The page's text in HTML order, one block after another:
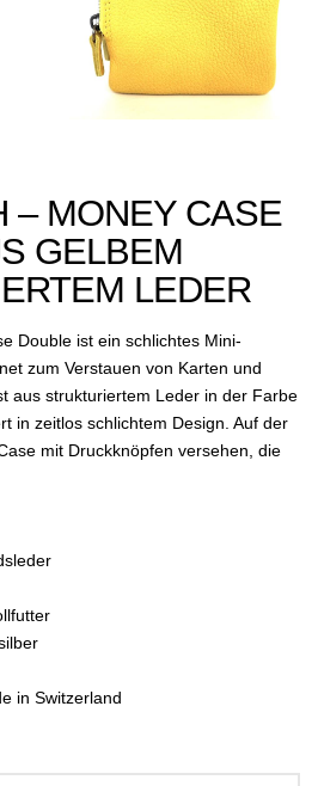
– MONEY CASE
GELBEM
LEDER
Double ist ein schlichtes Mini-
zum Verstauen von Karten und
aus strukturiertem Leder in der Farbe
in zeitlos schlichtem Design. Auf der
mit Druckknöpfen versehen, die
in Switzerland